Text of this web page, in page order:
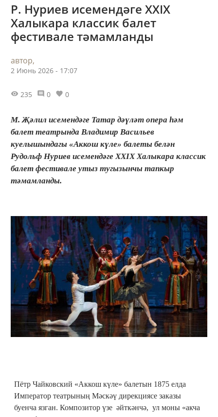
Р. Нуриев исемендәге XXIX
Халыкара классик балет
фестивале тәмамланды
автор,
2 Июнь 2026 - 17:07
235 0 0
М. Җәлил исемендәге Татар дәүләт опера һәм
балет театрында Владимир Васильев
куелышындагы «Аккош күле» балеты белән
Рудольф Нуриев исемендәге XXIX Халыкара классик
балет фестивале утыз тугызынчы тапкыр
тәмамланды.
Пётр Чайковский «Аккош күле» балетын 1875 елда
Император театрының Мәскәү дирекциясе заказы
буенча язган. Композитор үзе әйткәнчә, ул моны «акча